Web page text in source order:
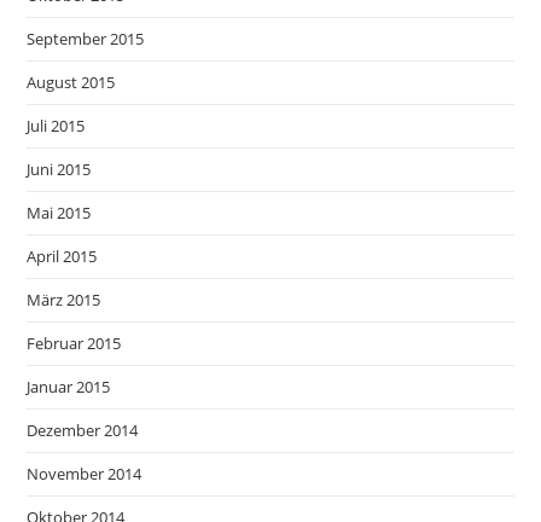
September 2015
August 2015
Juli 2015
Juni 2015
Mai 2015
April 2015
März 2015
Februar 2015
Januar 2015
Dezember 2014
November 2014
Oktober 2014